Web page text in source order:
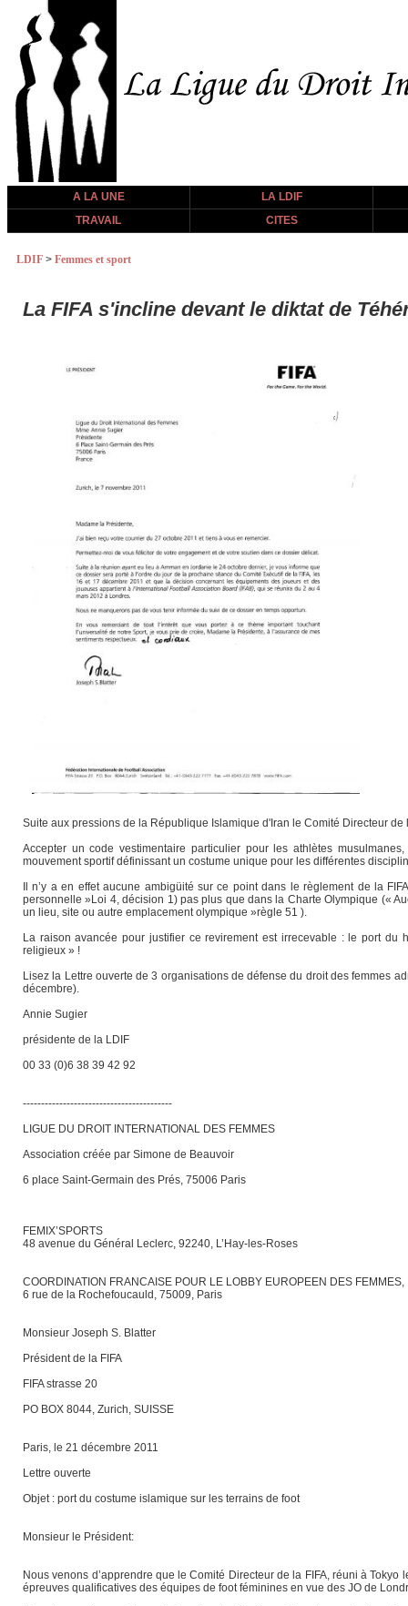
A LA UNE
LA LDIF
TRAVAIL
CITES
LDIF > Femmes et sport
La FIFA s'incline devant le diktat de
Suite aux pressions de la République Islamique d'Iran le Comité Directeur
Accepter un code vestimentaire particulier pour les athlètes
mouvement sportif définissant un costume unique pour les différentes
Il n’y a en effet aucune ambigüité sur ce point dans le règlement de la
personnelle »Loi 4, décision 1) pas plus que dans la Charte Olympique («
un lieu, site ou autre emplacement olympique »règle 51 ).
La raison avancée pour justifier ce revirement est irrecevable : le port du
religieux » !
Lisez la Lettre ouverte de 3 organisations de défense du droit des femmes
décembre).
Annie Sugier
présidente de la LDIF
00 33 (0)6 38 39 42 92
-----------------------------------------
LIGUE DU DROIT INTERNATIONAL DES FEMMES
Association créée par Simone de Beauvoir
6 place Saint-Germain des Prés, 75006 Paris
FEMIX’SPORTS
48 avenue du Général Leclerc, 92240, L’Hay-les-Roses
COORDINATION FRANCAISE POUR LE LOBBY EUROPEEN DES FEMMES,
6 rue de la Rochefoucauld, 75009, Paris
Monsieur Joseph S. Blatter
Président de la FIFA
FIFA strasse 20
PO BOX 8044, Zurich, SUISSE
Paris, le 21 décembre 2011
Lettre ouverte
Objet : port du costume islamique sur les terrains de foot
Monsieur le Président:
Nous venons d’apprendre que le Comité Directeur de la FIFA, réuni à
épreuves qualificatives des équipes de foot féminines en vue des JO de